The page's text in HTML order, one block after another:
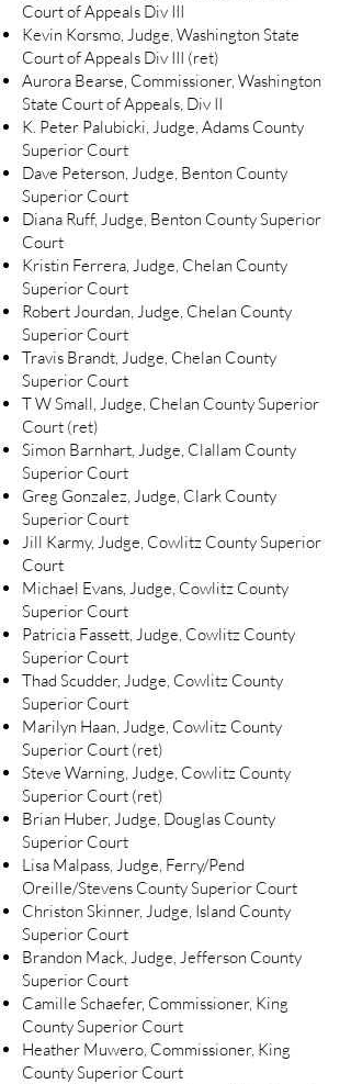
Court of Appeals Div III
Kevin Korsmo, Judge, Washington State
Court of Appeals Div III (ret)
Aurora Bearse, Commissioner, Washington
State Court of Appeals, Div II
K. Peter Palubicki, Judge, Adams County
Superior Court
Dave Peterson, Judge, Benton County
Superior Court
Diana Ruff, Judge, Benton County Superior
Court
Kristin Ferrera, Judge, Chelan County
Superior Court
Robert Jourdan, Judge, Chelan County
Superior Court
Travis Brandt, Judge, Chelan County
Superior Court
T W Small, Judge, Chelan County Superior
Court (ret)
Simon Barnhart, Judge, Clallam County
Superior Court
Greg Gonzalez, Judge, Clark County
Superior Court
Jill Karmy, Judge, Cowlitz County Superior
Court
Michael Evans, Judge, Cowlitz County
Superior Court
Patricia Fassett, Judge, Cowlitz County
Superior Court
Thad Scudder, Judge, Cowlitz County
Superior Court
Marilyn Haan, Judge, Cowlitz County
Superior Court (ret)
Steve Warning, Judge, Cowlitz County
Superior Court (ret)
Brian Huber, Judge, Douglas County
Superior Court
Lisa Malpass, Judge, Ferry/Pend
Oreille/Stevens County Superior Court
Christon Skinner, Judge, Island County
Superior Court
Brandon Mack, Judge, Jefferson County
Superior Court
Camille Schaefer, Commissioner, King
County Superior Court
Heather Muwero, Commissioner, King
County Superior Court